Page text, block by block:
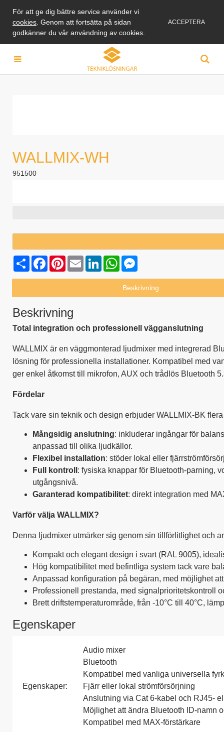
För att ge dig bättre service använder vi
cookies . Genom att fortsätta på sidan
godkänner du vår användning av cookies.
ACCEPTERA
WALLMIX-WH
951500
Share FacebookPinterest
Email LinkedInWhatsApp
Beskrivning
Beskrivning
Total integration och professionell vägganslutning
WALLMIX är en väggmonterad ljudmixer med integrerad
lösning för professionella installationer. Kompatibel med
ger enkel åtkomst till mikrofon, AUX och trådlös Bluetooth
Fördelar
Tack vare sin teknik och design erbjuder WALLMIX-BK
Mångsidig anslutning: inkluderar ingångar för
anpassad till olika ljudkällor.
Flexibel installation: stöder lokal eller
Full kontroll : fysiska knappar för Bluetooth-parning,
utgångsnivå.
Garanterad kompatibilitet: direkt integration med
Varför välja WALLMIX?
Denna ljudmixer utmärker sig genom sin tillförlitlighet och
Kompakt och elegant design i svart (RAL 9005),
Hög kompatibilitet med befintliga system tack vare
Anpassad konfiguration på begäran, med möjlighet
Professionell prestanda, med signalprioritetskontroll
Brett driftstemperaturområde, från -10°C till 40°C,
Egenskaper
Egenskaper:
Audio mixer
Bluetooth
Kompatibel med vanliga universella
Fjärr eller lokal strömförsörjning
Anslutning via Cat 6-kabel och RJ45-
Möjlighet att ändra Bluetooth ID-namn
Kompatibel med MAX-förstärkare